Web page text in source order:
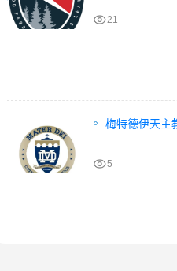
21
梅特德伊天主
5